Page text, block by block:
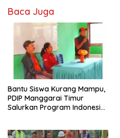
Baca Juga
Bantu Siswa Kurang Mampu,
PDIP Manggarai Timur
Salurkan Program Indonesia